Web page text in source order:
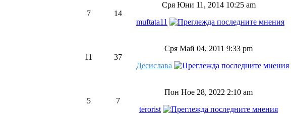
7
14
Сря Юни 11, 2014 10:25 am
muftata11
11
37
Сря Май 04, 2011 9:33 pm
Десислава
5
7
Пон Ное 28, 2022 2:10 am
terorist